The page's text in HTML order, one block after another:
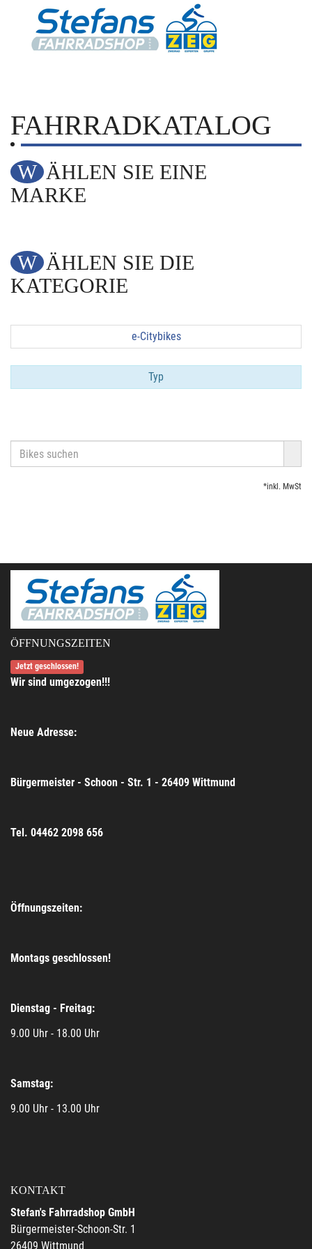
FAHRRADKATALOG
WÄHLEN SIE EINE
MARKE
WÄHLEN SIE DIE
KATEGORIE
e-Citybikes
Typ
*inkl. MwSt
ÖFFNUNGSZEITEN
Jetzt geschlossen!
Wir sind umgezogen!!!
Neue Adresse:
Bürgermeister - Schoon - Str. 1 - 26409 Wittmund
Tel. 04462 2098 656
Öffnungszeiten:
Montags geschlossen!
Dienstag - Freitag:
9.00 Uhr - 18.00 Uhr
Samstag:
9.00 Uhr - 13.00 Uhr
KONTAKT
Stefan's Fahrradshop GmbH
Bürgermeister-Schoon-Str. 1
26409 Wittmund